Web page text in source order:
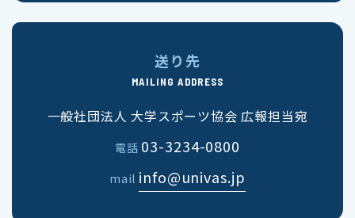
送り先
MAILING ADDRESS
一般社団法人 大学スポーツ協会 広報担当宛
電話 03-3234-0800
mail info@univas.jp